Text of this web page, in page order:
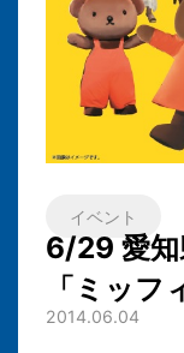
イベント
6/29 愛知
「ミッフ
2014.06.04